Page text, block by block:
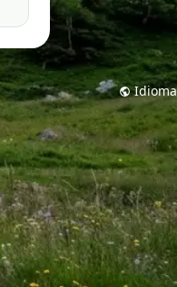
Idioma